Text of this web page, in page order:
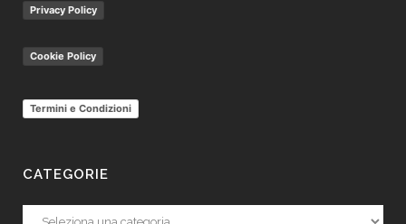
Privacy Policy
Cookie Policy
Termini e Condizioni
CATEGORIE
Categorie